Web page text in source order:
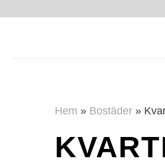
Hem » Bostäder »